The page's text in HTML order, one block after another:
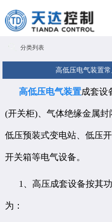
分类列表
高低压电气装置
高低压电气装置成套设
(开关柜)、气体绝缘金属
低压预装式变电站、低压
开关箱等电气设备。
1、高压成套设备按其
为：